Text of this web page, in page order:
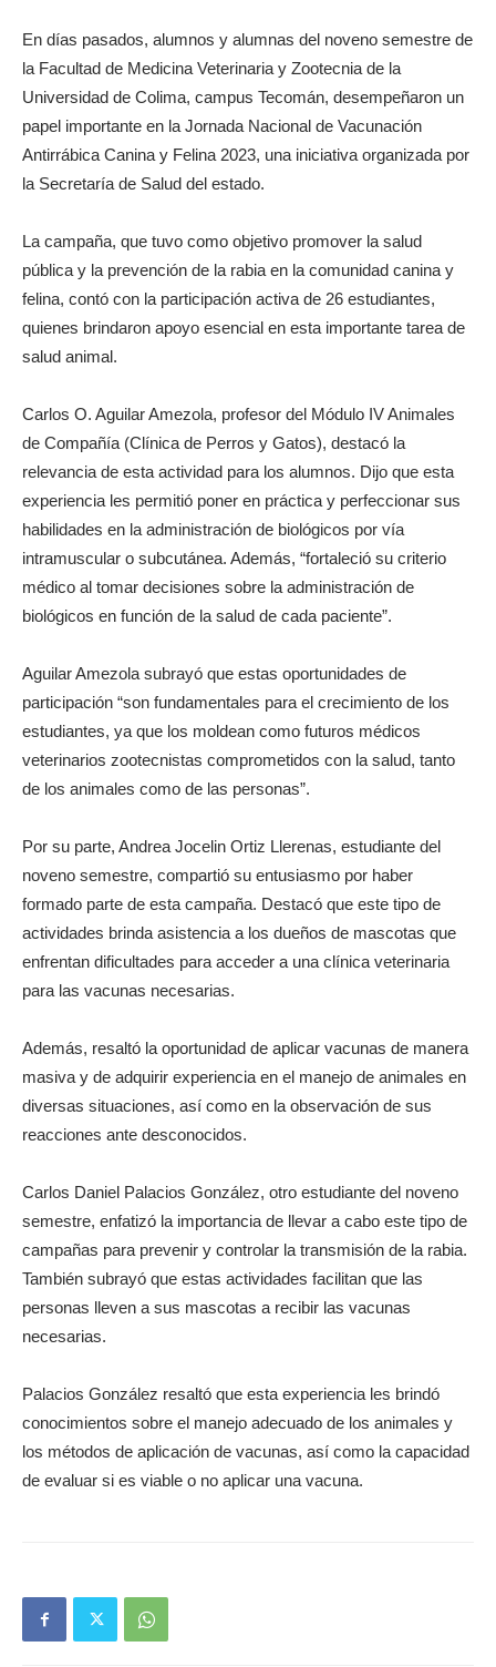
En días pasados, alumnos y alumnas del noveno semestre de
la Facultad de Medicina Veterinaria y Zootecnia de la
Universidad de Colima, campus Tecomán, desempeñaron un
papel importante en la Jornada Nacional de Vacunación
Antirrábica Canina y Felina 2023, una iniciativa organizada por
la Secretaría de Salud del estado.
La campaña, que tuvo como objetivo promover la salud
pública y la prevención de la rabia en la comunidad canina y
felina, contó con la participación activa de 26 estudiantes,
quienes brindaron apoyo esencial en esta importante tarea de
salud animal.
Carlos O. Aguilar Amezola, profesor del Módulo IV Animales
de Compañía (Clínica de Perros y Gatos), destacó la
relevancia de esta actividad para los alumnos. Dijo que esta
experiencia les permitió poner en práctica y perfeccionar sus
habilidades en la administración de biológicos por vía
intramuscular o subcutánea. Además, “fortaleció su criterio
médico al tomar decisiones sobre la administración de
biológicos en función de la salud de cada paciente”.
Aguilar Amezola subrayó que estas oportunidades de
participación “son fundamentales para el crecimiento de los
estudiantes, ya que los moldean como futuros médicos
veterinarios zootecnistas comprometidos con la salud, tanto
de los animales como de las personas”.
Por su parte, Andrea Jocelin Ortiz Llerenas, estudiante del
noveno semestre, compartió su entusiasmo por haber
formado parte de esta campaña. Destacó que este tipo de
actividades brinda asistencia a los dueños de mascotas que
enfrentan dificultades para acceder a una clínica veterinaria
para las vacunas necesarias.
Además, resaltó la oportunidad de aplicar vacunas de manera
masiva y de adquirir experiencia en el manejo de animales en
diversas situaciones, así como en la observación de sus
reacciones ante desconocidos.
Carlos Daniel Palacios González, otro estudiante del noveno
semestre, enfatizó la importancia de llevar a cabo este tipo de
campañas para prevenir y controlar la transmisión de la rabia.
También subrayó que estas actividades facilitan que las
personas lleven a sus mascotas a recibir las vacunas
necesarias.
Palacios González resaltó que esta experiencia les brindó
conocimientos sobre el manejo adecuado de los animales y
los métodos de aplicación de vacunas, así como la capacidad
de evaluar si es viable o no aplicar una vacuna.